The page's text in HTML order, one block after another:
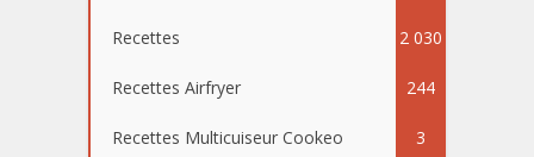
Recettes 2 030
Recettes Airfryer 244
Recettes Multicuiseur Cookeo 3